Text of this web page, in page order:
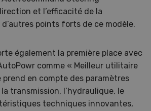
et l’efficacité de la
points forts de ce modèle.
également la première place avec
comme « Meilleur utilitaire
en compte des paramètres
transmission, l’hydraulique, le
techniques innovantes,